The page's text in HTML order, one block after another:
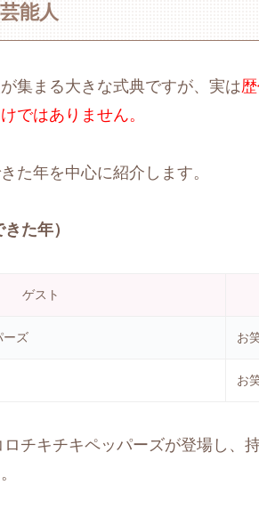
能人
集まる大きな式典ですが、実は
ではありません。
た年を中心に紹介します。
た年）
ゲスト
ーズ お
お
チキチキペッパーズが登場し、